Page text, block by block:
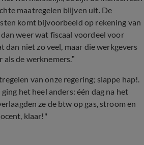
maatregelen blijven uit. De
komt bijvoorbeeld op rekening van
weer wat fiscaal voordeel voor
dan niet zo veel, maar die werkgevers
de werknemers.”
van onze regering; slappe hap!.
het heel anders: één dag na het
ze de btw op gas, stroom en
klaar!"